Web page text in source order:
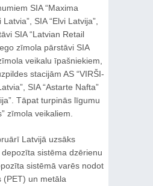
SIA “Maxima
SIA “Elvi Latvija”,
SIA “Latvian Retail
zīmola pārstāvi SIA
veikalu īpašniekiem,
stacijām AS “VIRŠI-
SIA “Astarte Nafta”
Tāpat turpinās līgumu
zīmola veikaliem.
Latvijā uzsāks
sistēma dzērienu
sistēmā varēs nodot
(PET) un metāla